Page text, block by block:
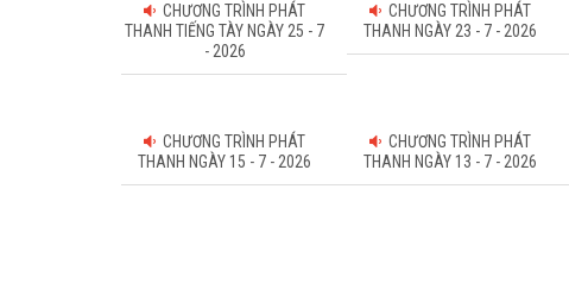
CHƯƠNG TRÌNH PHÁT
THANH TIẾNG TÀY NGÀY 25 - 7
- 2026
CHƯƠNG TRÌNH PHÁT
THANH NGÀY 23 - 7 - 2026
CHƯƠNG TRÌNH PHÁT
THANH NGÀY 15 - 7 - 2026
CHƯƠNG TRÌNH PHÁT
THANH NGÀY 13 - 7 - 2026